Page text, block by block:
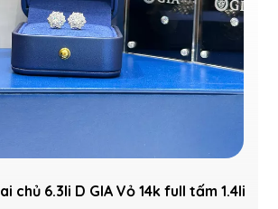
chủ 6.3li D GIA Vỏ 14k full tấm 1.4li